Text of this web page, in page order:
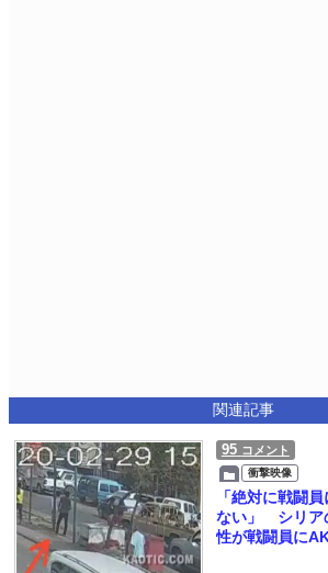
関連記事
95 コメント
衝撃映像
「絶対に戦闘
ない」 シリア
性が戦闘員に